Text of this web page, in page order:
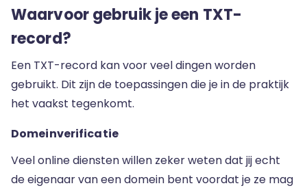
Waarvoor gebruik je een TXT-
record?
Een TXT-record kan voor veel dingen worden
gebruikt. Dit zijn de toepassingen die je in de praktijk
het vaakst tegenkomt.
Domeinverificatie
Veel online diensten willen zeker weten dat jij echt
de eigenaar van een domein bent voordat je ze mag